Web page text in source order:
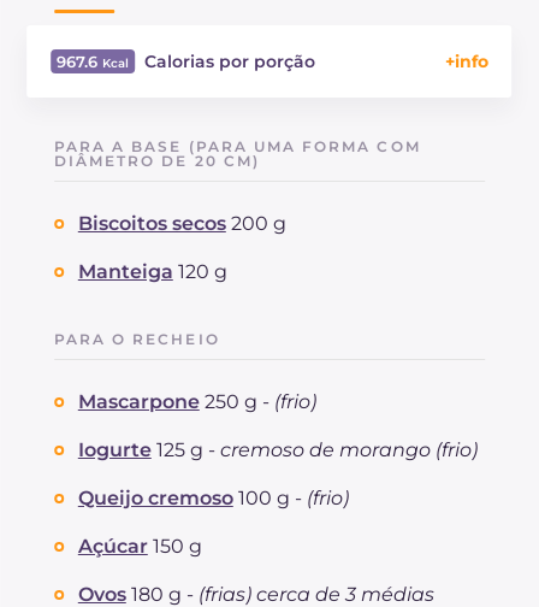
967.6 Calorias por porção
dos quais açúcares
Gorduras
Fibra
Sódio
PARA A BASE (PARA UMA FORMA COM
DIÂMETRO DE 20 CM)
Biscoitos secos 200 g
Manteiga 120 g
PARA O RECHEIO
Mascarpone 250 g - (frio)
Iogurte 125 g - cremoso de morango (frio)
Queijo cremoso 100 g - (frio)
Açúcar 150 g
Ovos 180 g - (frias) cerca de 3 médias